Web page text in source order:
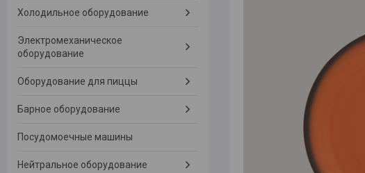
Холодильное оборудование
Электромеханическое
оборудование
Оборудование для пиццы
Барное оборудование
Посудомоечные машины
Нейтральное оборудование